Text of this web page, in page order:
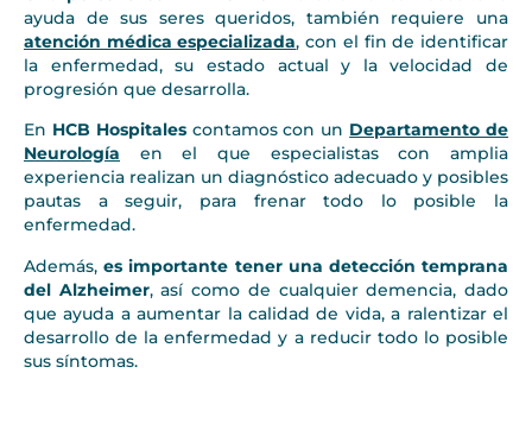
ayuda de sus seres queridos, también requiere una
atención médica especializada, con el fin de identificar
la enfermedad, su estado actual y la velocidad de
progresión que desarrolla.
En HCB Hospitalescontamos con un Departamento de
Neurología en el que especialistas con amplia
experiencia realizan un diagnóstico adecuado y posibles
pautas a seguir, para frenar todo lo posible la
enfermedad.
Además,es importante tener una detección temprana
del Alzheimer, así como de cualquier demencia, dado
que ayuda a aumentar la calidad de vida, a ralentizar el
desarrollo de la enfermedad y a reducir todo lo posible
sus síntomas.